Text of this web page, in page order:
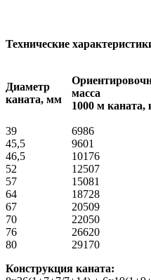
Технические
Диаметр
каната, мм
масса
1000 м каната,
39
6986
45,5
9601
46,5
10176
52
12507
57
15081
64
18728
67
20509
70
22050
76
26620
80
29170
Конструкция каната: